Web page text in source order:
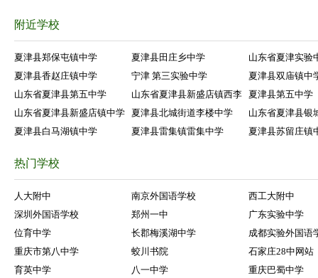
附近学校
夏津县郑保屯镇中学 夏津县田庄乡中学
山东省夏津实验
夏津县香赵庄镇中学
宁津 第三实验中学
夏津县双庙镇中
山东省夏津县第五中学
山东省夏津县新盛店镇西李
夏津县第五中学
山东省夏津县新盛店镇中学
夏津县北城街道李楼中学
山东省夏津县银
夏津县白马湖镇中学
夏津县雷集镇雷集中学 夏津县苏留庄镇
热门学校
人大附中 南京外国语学校
西工大附中
深圳外国语学校
郑州一中
广东实验中学
位育中学
长郡梅溪湖中学
成都实验外国语
重庆市第八中学
蛟川书院
石家庄28中网站
育英中学
八一中学 重庆巴蜀中学